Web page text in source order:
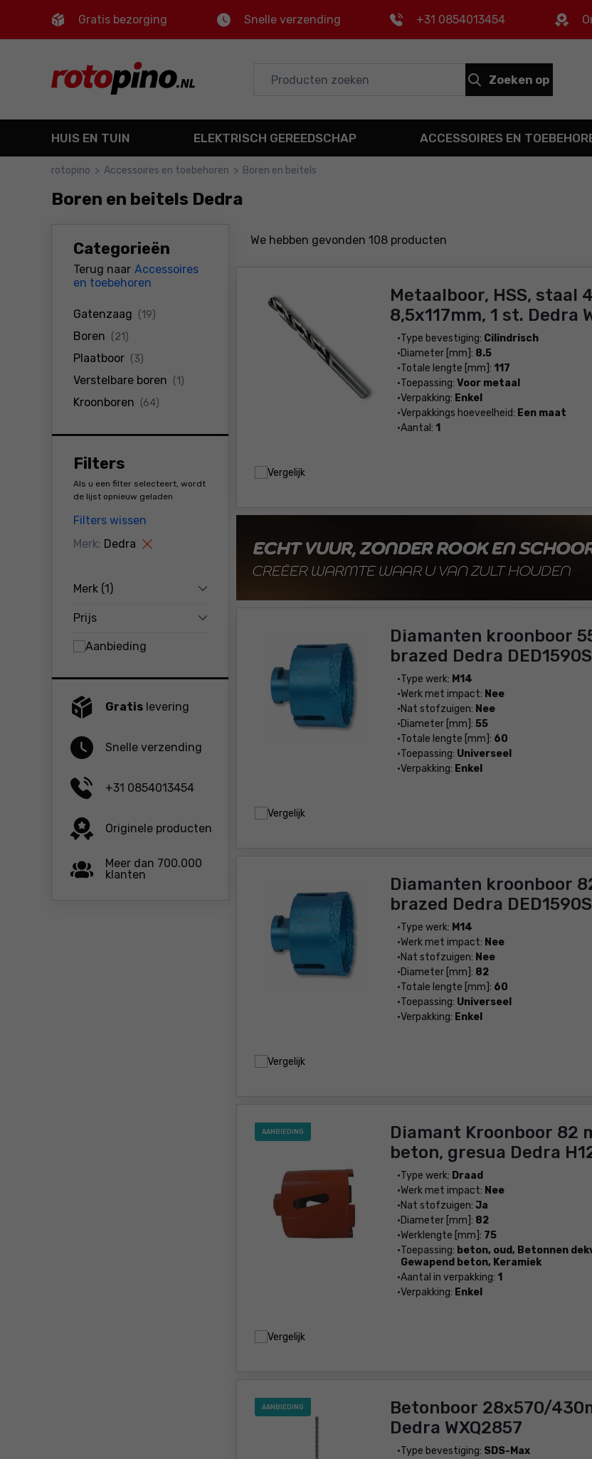
Control M
Hoofdmenu
Producten
Gratis bezorging Snelle verzending +31 0854013454
Zoeken op
HUIS EN TUIN ELEKTRISCH GEREEDSCHAP ACCESSOIRES EN
rotopino > Accessoires en toebehoren > Boren en beitels
Boren en beitels Dedra
Categorieën
Terug naar Accessoires
en toebehoren
Gatenzaag (19)
Boren (21)
Plaatboor (3)
Verstelbare boren (1)
Kroonboren (64)
Filters
Als u een filter selecteert, wordt
de lijst opnieuw geladen
Filters wissen
Merk: Dedra
Merk (1)
Prijs
Aanbieding
Gratis levering
Snelle verzending
+31 0854013454
Originele producten
Meer dan 700.000
klanten
We hebben gevonden 108 producten
Metaalboor, HSS, staal
8,5x117mm, 1 st. Dedra
Type bevestiging: Cilindrisch
Diameter [mm]: 8.5
Totale lengte [mm]: 117
Toepassing: Voor metaal
Verpakking: Enkel
Verpakkings hoeveelheid: Een maat
Aantal: 1
Vergelijk
Diamanten kroonboor
brazed Dedra
Type werk: M14
Werk met impact: Nee
Nat stofzuigen: Nee
Diameter [mm]: 55
Totale lengte [mm]: 60
Toepassing: Universeel
Verpakking: Enkel
Vergelijk
Diamanten kroonboor
brazed Dedra
Type werk: M14
Werk met impact: Nee
Nat stofzuigen: Nee
Diameter [mm]: 82
Totale lengte [mm]: 60
Toepassing: Universeel
Verpakking: Enkel
Vergelijk
AANBIEDING
Diamant Kroonboor 82
beton, gresua Dedra
Type werk: Draad
Werk met impact: Nee
Nat stofzuigen: Ja
Diameter [mm]: 82
Werklengte [mm]: 75
Toepassing: beton, oud, Betonnen
Gewapend beton, Keramiek
Aantal in verpakking: 1
Verpakking: Enkel
Vergelijk
AANBIEDING
Betonboor 28x570/
Dedra WXQ2857
Type bevestiging: SDS-Max